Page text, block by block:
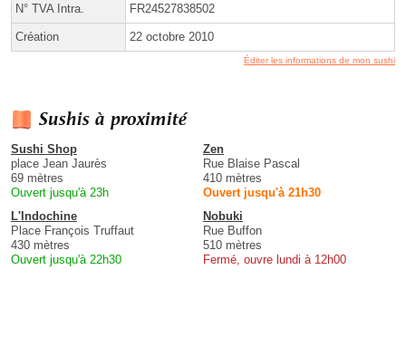
N° TVA Intra. FR24527838502
Création 22 octobre 2010
Éditer les informations de mon sushi
Sushis à proximité
Sushi Shop
place Jean Jaurès
69 mètres
Ouvert jusqu'à 23h
Zen
Rue Blaise Pascal
410 mètres
Ouvert jusqu'à 21h30
L'Indochine
Place François Truffaut
430 mètres
Ouvert jusqu'à 22h30
Nobuki
Rue Buffon
510 mètres
Fermé, ouvre lundi à 12h00